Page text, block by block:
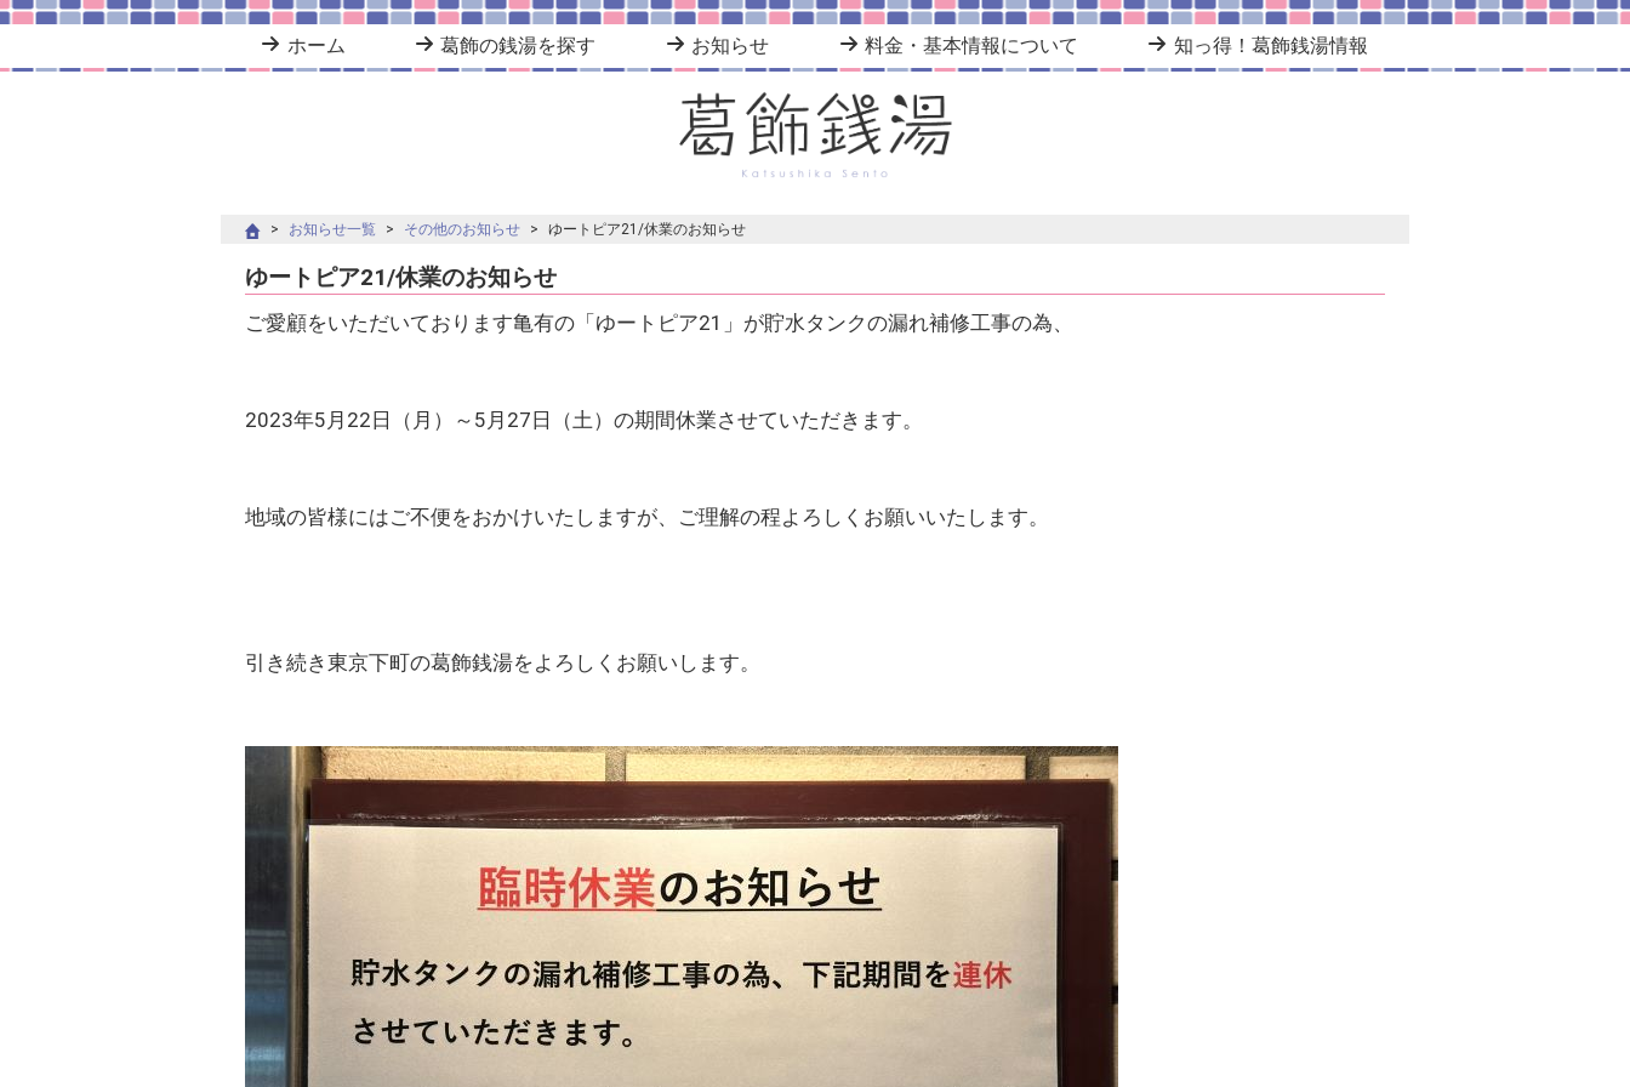
ホーム 葛飾の銭湯を探す お知らせ 料金・基本情報について 知っ得！葛飾銭湯情報
お知らせ一覧 その他のお知らせ ゆートピア21/休業のお知らせ
ゆートピア21/休業のお知らせ
ご愛顧をいただいております亀有の「ゆートピア21」が貯水タンクの漏れ補修工事の為、
2023年5月22日（月）～5月27日（土）の期間休業させていただきます。
地域の皆様にはご不便をおかけいたしますが、ご理解の程よろしくお願いいたします。
引き続き東京下町の葛飾銭湯をよろしくお願いします。